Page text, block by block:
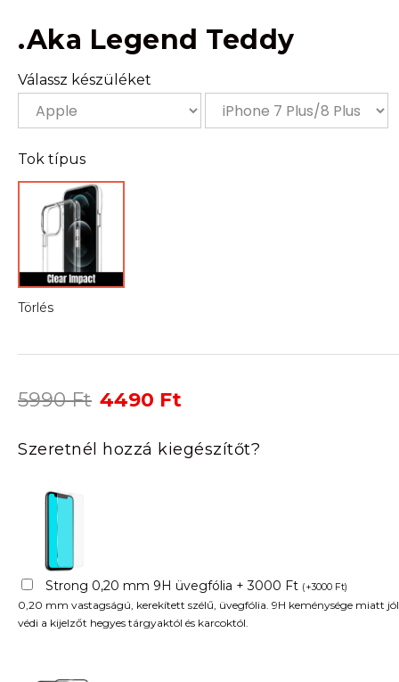
.Aka Legend Teddy
Válassz készüléket
Tok típus
Törlés
5990Ft Original
was:
5990 Ft.
4490 Ft
is:
4490 Ft.
Szeretnél hozzá kiegészítőt?
Strong 0,20 mm 9H üvegfólia + 3000 Ft (+3000 Ft)
0,20 mm vastagságú, kerekített szélű, üvegfólia. 9H keménysége miatt jól
védi a kijelzőt hegyes tárgyaktól és karcoktól.